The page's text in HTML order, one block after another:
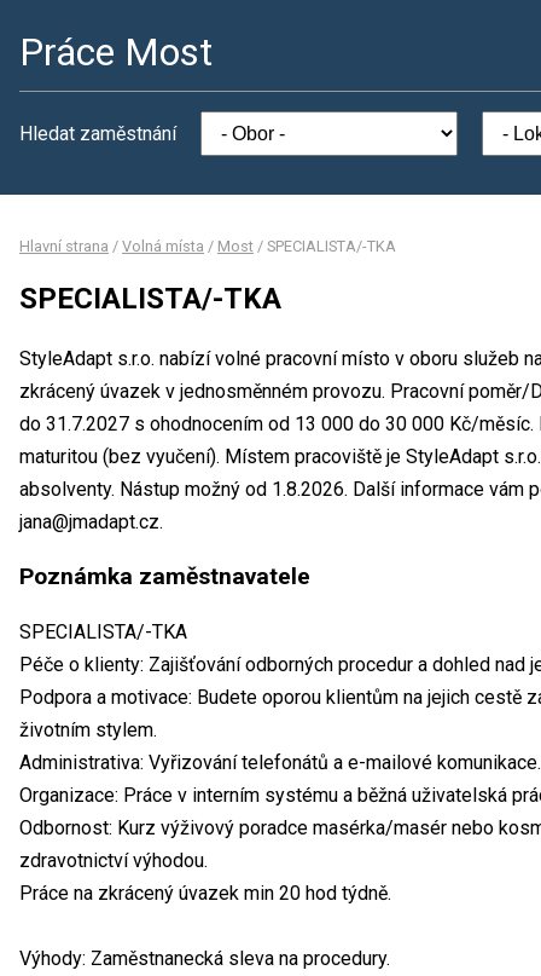
Práce Most
Hledat zaměstnání
Hlavní strana / Volná místa / Most / SPECIALISTA/-TKA
SPECIALISTA/-TKA
StyleAdapt s.r.o. nabízí volné pracovní místo v oboru služeb
zkrácený úvazek v jednosměnném provozu. Pracovní
do 31.7.2027 s ohodnocením od 13 000 do 30 000 Kč/
maturitou (bez vyučení). Místem pracoviště je StyleAdapt
absolventy. Nástup možný od 1.8.2026. Další informace vám
jana@jmadapt.cz.
Poznámka zaměstnavatele
SPECIALISTA/-TKA
Péče o klienty: Zajišťování odborných procedur a dohled nad
Podpora a motivace: Budete oporou klientům na jejich cestě
životním stylem.
Administrativa: Vyřizování telefonátů a e-mailové komunikace.
Organizace: Práce v interním systému a běžná uživatelská
Odbornost: Kurz výživový poradce masérka/masér nebo
zdravotnictví výhodou.
Práce na zkrácený úvazek min 20 hod týdně.
Výhody: Zaměstnanecká sleva na procedury.